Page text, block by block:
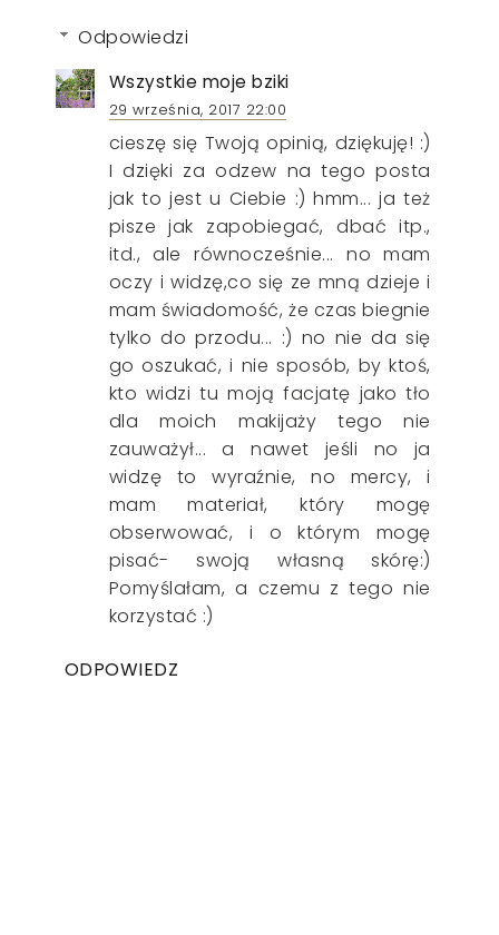
Odpowiedzi
Wszystkie moje bziki
29 września, 2017 22:00
cieszę się Twoją opinią, dziękuję! :)
I dzięki za odzew na tego posta
jak to jest u Ciebie :) hmm... ja też
pisze jak zapobiegać, dbać itp.,
itd., ale równocześnie... no mam
oczy i widzę,co się ze mną dzieje i
mam świadomość, że czas biegnie
tylko do przodu... :) no nie da się
go oszukać, i nie sposób, by ktoś,
kto widzi tu moją facjatę jako tło
dla moich makijaży tego nie
zauważył... a nawet jeśli no ja
widzę to wyraźnie, no mercy, i
mam materiał, który mogę
obserwować, i o którym mogę
pisać- swoją własną skórę:)
Pomyślałam, a czemu z tego nie
korzystać :)
ODPOWIEDZ